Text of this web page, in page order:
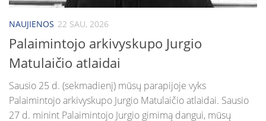
NAUJIENOS 22 SAU, 2026
Palaimintojo arkivyskupo Jurgio
Matulaičio atlaidai
Sausio 25 d. (sekmadienį) mūsų parapijoje vyks
Palaimintojo arkivyskupo Jurgio Matulaičio atlaidai. Sausio
27 d. minint Palaimintojo Jurgio gimimą dangui, mūsų